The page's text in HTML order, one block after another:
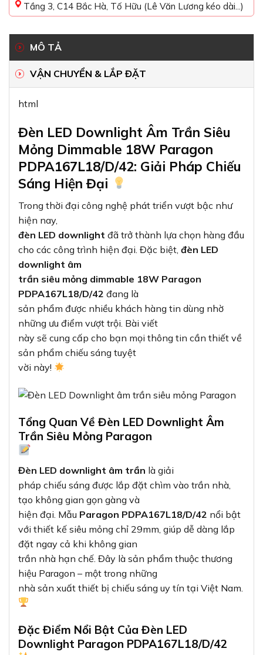
Tầng 3, C14 Bắc Hà, Tố Hữu (Lê Văn Lương kéo dài...)
MÔ TẢ
VẬN CHUYỂN & LẮP ĐẶT
html
Đèn LED Downlight Âm Trần Siêu
Mỏng Dimmable 18W Paragon
PDPA167L18/D/42: Giải Pháp Chiếu
Sáng Hiện Đại
Trong thời đại công nghệ phát triển vượt bậc như
hiện nay,
đèn LED downlight đã trở thành lựa chọn hàng đầu
cho các công trình hiện đại. Đặc biệt, đèn LED
downlight âm
trần siêu mỏng dimmable 18W Paragon
PDPA167L18/D/42 đang là
sản phẩm được nhiều khách hàng tin dùng nhờ
những ưu điểm vượt trội. Bài viết
này sẽ cung cấp cho bạn mọi thông tin cần thiết về
sản phẩm chiếu sáng tuyệt
vời này!
Tổng Quan Về Đèn LED Downlight Âm
Trần Siêu Mỏng Paragon
Đèn LED downlight âm trần là giải
pháp chiếu sáng được lắp đặt chìm vào trần nhà,
tạo không gian gọn gàng và
hiện đại. Mẫu Paragon PDPA167L18/D/42 nổi bật
với thiết kế siêu mỏng chỉ 29mm, giúp dễ dàng lắp
đặt ngay cả khi không gian
trần nhà hạn chế. Đây là sản phẩm thuộc thương
hiệu Paragon – một trong những
nhà sản xuất thiết bị chiếu sáng uy tín tại Việt Nam.
Đặc Điểm Nổi Bật Của Đèn LED
Downlight Paragon PDPA167L18/D/42